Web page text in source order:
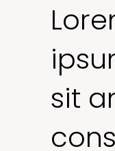
sit